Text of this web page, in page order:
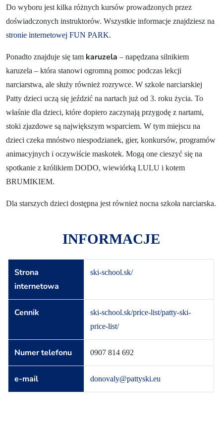
Do wyboru jest kilka różnych kursów prowadzonych przez
doświadczonych instruktorów. Wszystkie informacje znajdziesz na
stronie internetowej FUN PARK.
Ponadto znajduje się tam karuzela – napędzana silnikiem
karuzela – która stanowi ogromną pomoc podczas lekcji
narciarstwa, ale służy również rozrywce. W szkole narciarskiej
Patty dzieci uczą się jeździć na nartach już od 3. roku życia. To
właśnie dla dzieci, które dopiero zaczynają przygodę z nartami,
stoki zjazdowe są największym wsparciem. W tym miejscu na
dzieci czeka mnóstwo niespodzianek, gier, konkursów, programów
animacyjnych i oczywiście maskotek. Mogą one cieszyć się na
spotkanie z królikiem DODO, wiewiórką LULU i kotem
BRUMIKIEM.
Dla starszych dzieci dostępna jest również nocna szkoła narciarska.
INFORMACJE
Strona
internetowa
ski-school.sk/
Cennik
ski-school.sk/price-list/patty-ski-
price-list/
Numer telefonu 0907 814 692
e-mail donovaly@pattyski.eu